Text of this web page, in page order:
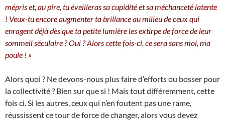
mépris et, au pire, tu éveilleras sa cupidité et sa méchanceté latente
! Veux-tu encore augmenter ta brillance au milieu de ceux qui
enragent déjà dès que ta petite lumière les extirpe de force de leur
sommeil séculaire ? Oui ? Alors cette fois-ci, ce sera sans moi, ma
poule ! »
Alors quoi ? Ne devons-nous plus faire d’efforts ou bosser pour
la collectivité ? Bien sur que si ! Mais tout différemment, cette
fois ci. Si les autres, ceux qui n’en foutent pas une rame,
réussissent ce tour de force de changer, alors vous devez